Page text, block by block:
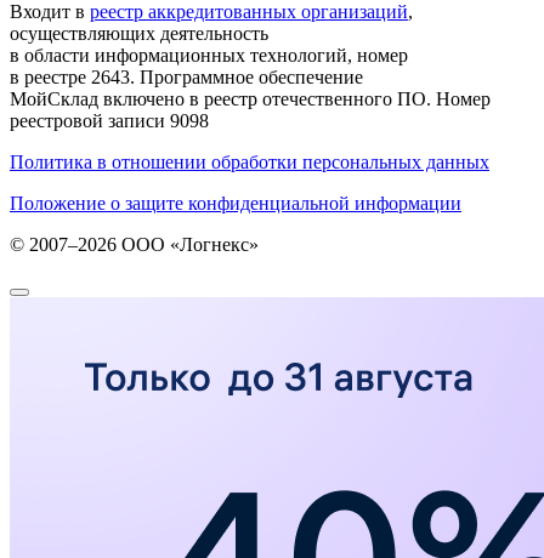
Входит в реестр аккредитованных организаций,
осуществляющих деятельность
в области информационных технологий, номер
в реестре 2643. Программное обеспечение
МойСклад включено в реестр отечественного ПО. Номер
реестровой записи 9098
Политика в отношении обработки персональных данных
Положение о защите конфиденциальной информации
© 2007–2026 ООО «Логнекс»